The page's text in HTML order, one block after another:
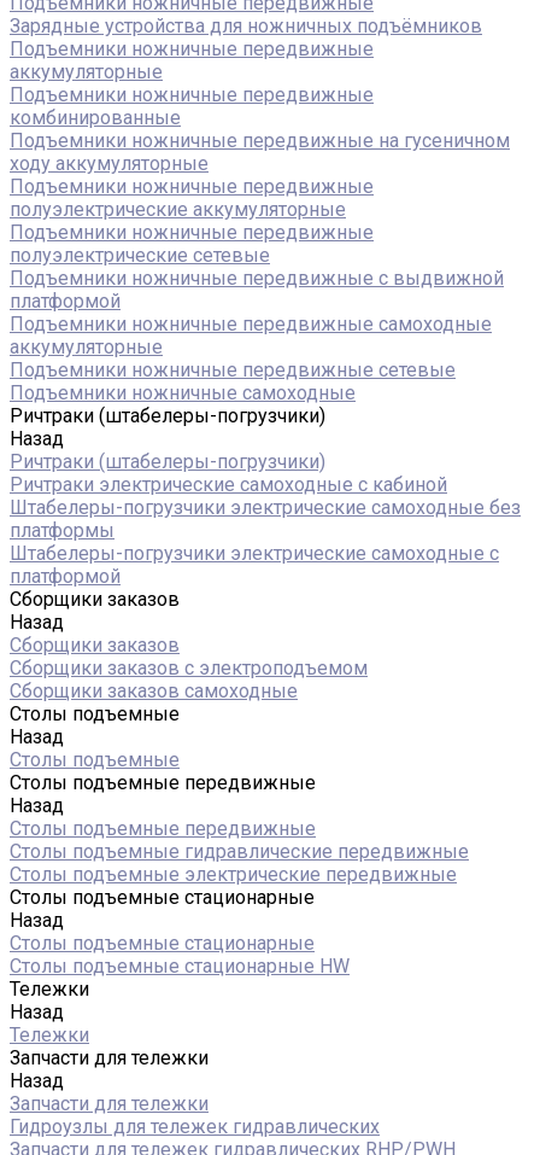
Зарядные устройства для ножничных подъёмников
Подъемники ножничные передвижные
аккумуляторные
Подъемники ножничные передвижные
комбинированные
Подъемники ножничные передвижные на гусеничном
ходу аккумуляторные
Подъемники ножничные передвижные
полуэлектрические аккумуляторные
Подъемники ножничные передвижные
полуэлектрические сетевые
Подъемники ножничные передвижные с выдвижной
платформой
Подъемники ножничные передвижные самоходные
аккумуляторные
Подъемники ножничные передвижные сетевые
Подъемники ножничные самоходные
Ричтраки (штабелеры-погрузчики)
Назад
Ричтраки (штабелеры-погрузчики)
Ричтраки электрические самоходные с кабиной
Штабелеры-погрузчики электрические самоходные без
платформы
Штабелеры-погрузчики электрические самоходные с
платформой
Сборщики заказов
Назад
Сборщики заказов
Сборщики заказов с электроподъемом
Сборщики заказов самоходные
Столы подъемные
Назад
Столы подъемные
Столы подъемные передвижные
Назад
Столы подъемные передвижные
Столы подъемные гидравлические передвижные
Столы подъемные электрические передвижные
Столы подъемные стационарные
Назад
Столы подъемные стационарные
Столы подъемные стационарные HW
Тележки
Назад
Тележки
Запчасти для тележки
Назад
Запчасти для тележки
Гидроузлы для тележек гидравлических
Запчасти для тележек гидравлических RHP/PWH